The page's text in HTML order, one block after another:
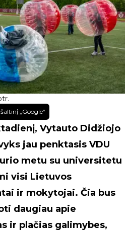
„Google“
Vytauto Didžiojo
jau penktasis VDU
metu su universitetu
visi Lietuvos
ir mokytojai. Čia bus
daugiau apie
ir plačias galimybes,